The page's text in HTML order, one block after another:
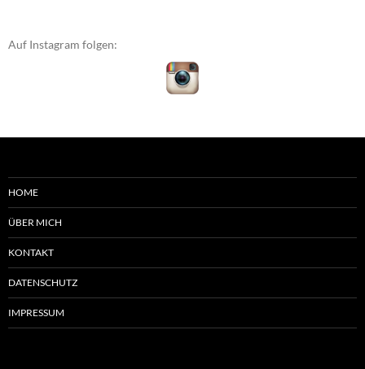
Auf Instagram folgen:
HOME
ÜBER MICH
KONTAKT
DATENSCHUTZ
IMPRESSUM